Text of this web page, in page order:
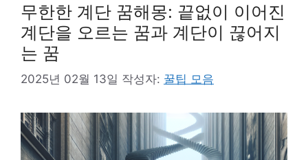
무한한 계단 꿈해몽: 끝없이 이어진
계단을 오르는 꿈과 계단이 끊어지
는 꿈
2025년 02월 13일 작성자: 꿀팁 모음